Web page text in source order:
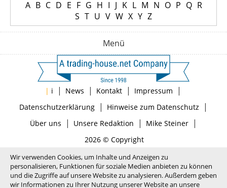
A B C D E F G H I J K L M N O P Q R
S T U V W X Y Z
Menü
| i | News | Kontakt | Impressum |
Datenschutzerklärung| Hinweise zum Datenschutz |
Über uns | Unsere Redaktion | Mike Steiner|
2026 © Copyright
Wir verwenden Cookies, um Inhalte und Anzeigen zu
personalisieren, Funktionen für soziale Medien anbieten zu können
und die Zugriffe auf unsere Website zu analysieren. Außerdem geben
wir Informationen zu Ihrer Nutzung unserer Website an unsere